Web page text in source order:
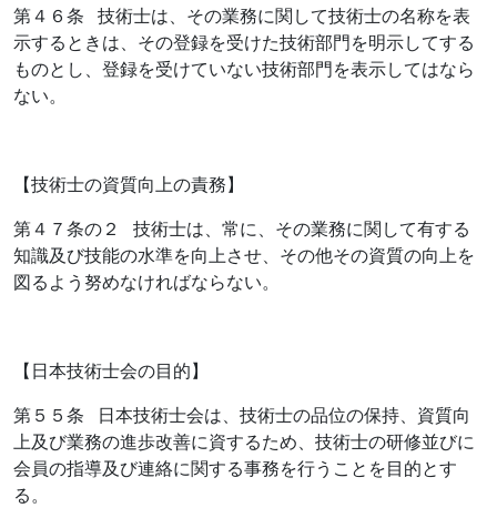
第４６条 技術士は、その業務に関して技術士の名称を表
示するときは、その登録を受けた技術部門を明示してする
ものとし、登録を受けていない技術部門を表示してはなら
ない。
【技術士の資質向上の責務】
第４７条の２ 技術士は、常に、その業務に関して有する
知識及び技能の水準を向上させ、その他その資質の向上を
図るよう努めなければならない。
【日本技術士会の目的】
第５５条 日本技術士会は、技術士の品位の保持、資質向
上及び業務の進歩改善に資するため、技術士の研修並びに
会員の指導及び連絡に関する事務を行うことを目的とす
る。